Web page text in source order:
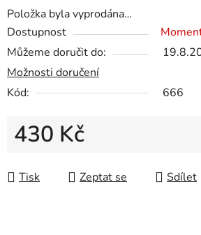
Položka byla vyprodána…
Dostupnost
Můžeme doručit do:
Možnosti doručení
Kód:
666
430 Kč
Tisk
Zeptat se Sdílet